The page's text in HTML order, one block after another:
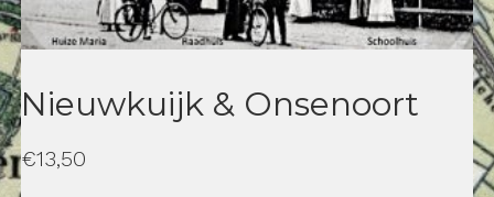
Nieuwkuijk & Onsenoort
€13,50